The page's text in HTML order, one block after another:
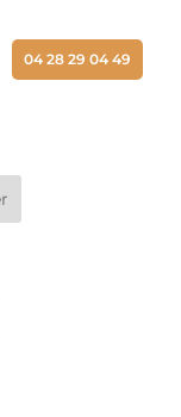
04 28 29 04 49